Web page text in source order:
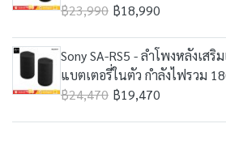
฿23,990 ฿18,990
Sony SA-RS5 - ลำโพงหลังเส
แบตเตอรี่ในตัว กำลังไฟรวม
฿24,470 ฿19,470